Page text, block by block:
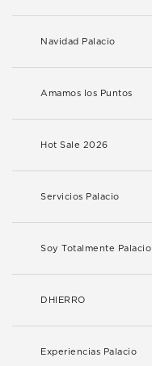
Navidad Palacio
Amamos los Puntos
Hot Sale 2026
Servicios Palacio
Soy Totalmente Palacio
DHIERRO
Experiencias Palacio